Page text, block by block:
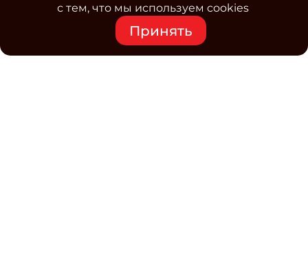
с тем, что мы используем cookies
Принять